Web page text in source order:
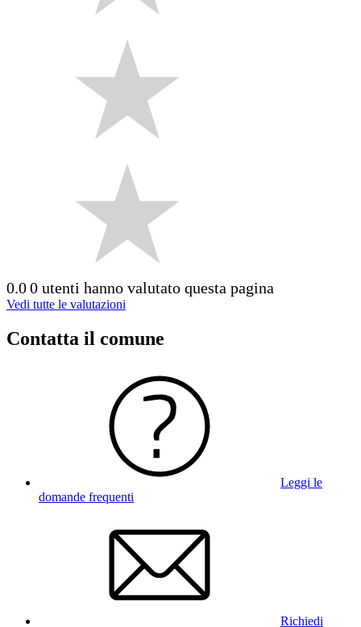
0.00 utenti hanno valutato questa pagina
Vedi tutte le valutazioni
Contatta il comune
Leggi le
domande frequenti
Richiedi